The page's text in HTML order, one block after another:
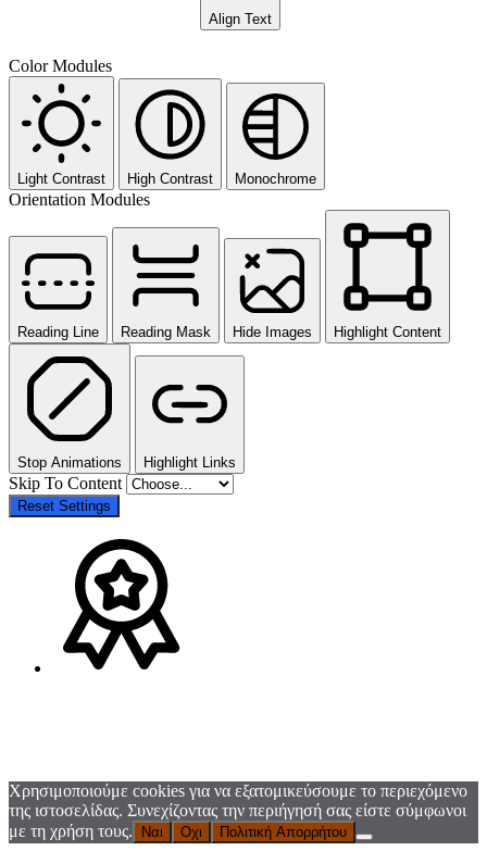
Align Text
Color Modules
Light Contrast High Contrast Monochrome
Orientation Modules
Reading Line Reading Mask Hide Images Highlight Content
Stop Animations Highlight Links
Skip To Content
Reset Settings
Χρησιμοποιούμε cookies για να εξατομικεύσουμε το περιεχόμενο
της ιστοσελίδας. Συνεχίζοντας την περιήγησή σας είστε σύμφωνοι
με τη χρήση τους.
Ναι Οχι Πολιτική Απορρήτου